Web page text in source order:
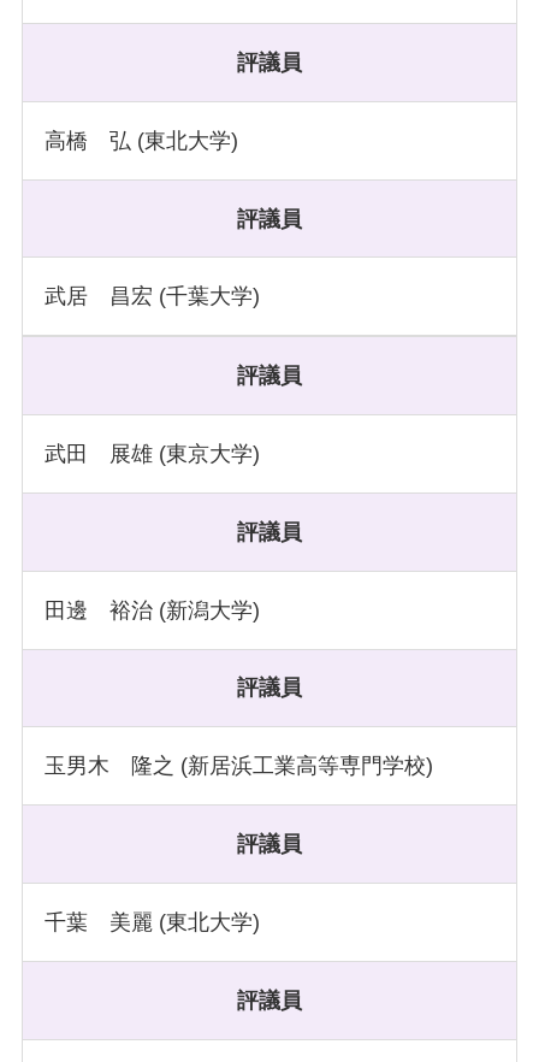
評議員
高橋 弘 (東北大学)
評議員
武居 昌宏 (千葉大学)
評議員
武田 展雄 (東京大学)
評議員
田邊 裕治 (新潟大学)
評議員
玉男木 隆之 (新居浜工業高等専門学校)
評議員
千葉 美麗 (東北大学)
評議員